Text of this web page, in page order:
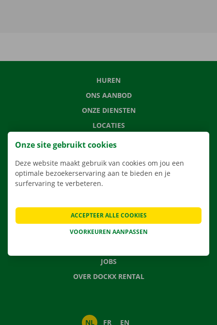
HUREN
ONS AANBOD
ONZE DIENSTEN
LOCATIES
APP
VEELGESTELDE VRAGEN
NIEUWS
JOBS
OVER DOCKX RENTAL
NL FR EN
Onze site gebruikt cookies
Deze website maakt gebruik van cookies om jou een
optimale bezoekerservaring aan te bieden en je
surfervaring te verbeteren.
VOORKEUREN AANPASSEN
ACCEPTEER ALLE COOKIES